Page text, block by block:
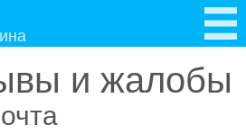
и жалобы